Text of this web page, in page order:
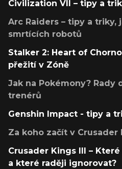
Civilization VII – tipy a
Arc Raiders – tipy a triky,
smrtících robotů
Stalker 2: Heart of
přežití v Zóně
Jak na Pokémony? Rady
trenérů
Genshin Impact - tipy a
Za koho začít v Crusader
Crusader Kings III –
a které raději ignorovat?